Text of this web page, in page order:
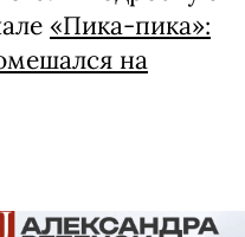
«Пика-пика»:
на